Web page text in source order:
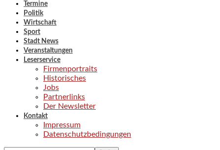
Termine
Politik
Wirtschaft
Sport
Stadt News
Veranstaltungen
Leserservice
Firmenportraits
Historisches
Jobs
Partnerlinks
Der Newsletter
Kontakt
Impressum
Datenschutzbedingungen